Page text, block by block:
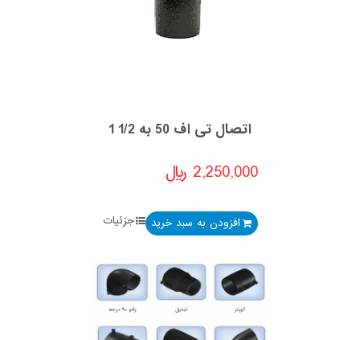
اتصال تی اف 50 به 1/2 1
﷼ 2,250,000
افزودن به سبد خرید جزئیات